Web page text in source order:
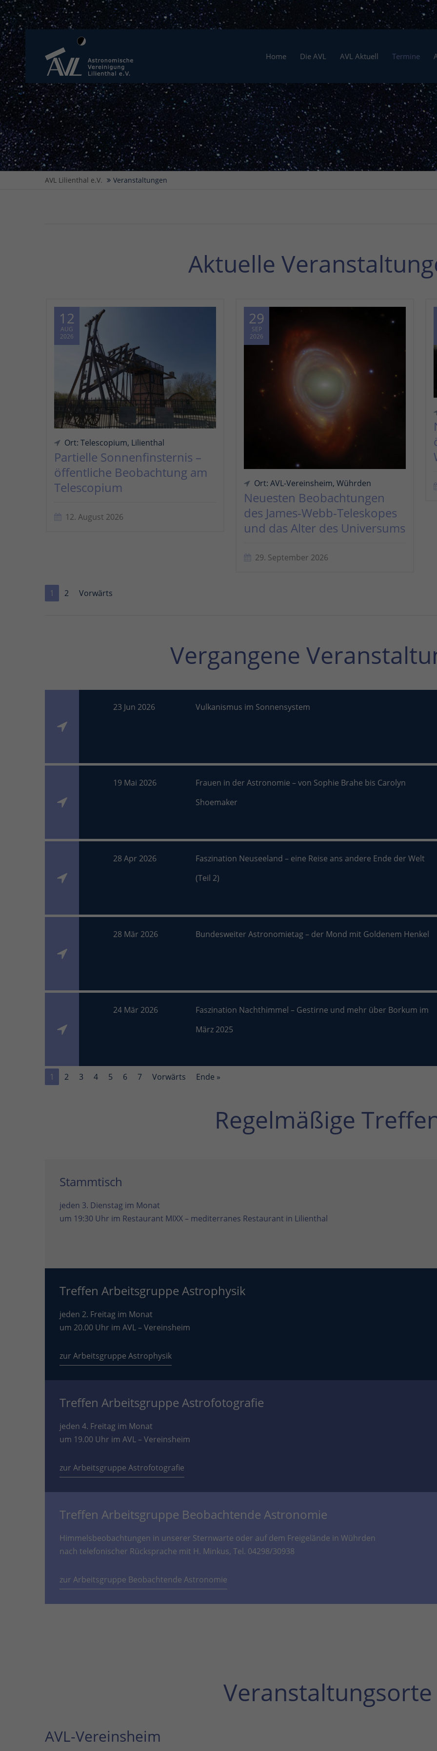
Home Die AVL AVL Aktuell Termine
AVL Lilienthal e.V. Veranstaltungen
Aktuelle
12
AUG
2026
Ort: Telescopium, Lilienthal
Partielle Sonnenfinsternis –
öffentliche Beobachtung am
Telescopium
12. August 2026
29
SEP
2026
Ort: AVL-Vereinsheim, Wührden
Neuesten Beobachtungen
des James-Webb-Teleskopes
und das Alter des Universums
29. September 2026
1 2 Vorwärts
Vergangene
23 Jun 2026 Vulkanismus im Sonnensystem
19 Mai 2026
Frauen in der Astronomie – von Sophie Brahe bis Carolyn
Shoemaker
28 Apr 2026
Faszination Neuseeland – eine Reise ans andere Ende der Welt
(Teil 2)
28 Mär 2026 Bundesweiter Astronomietag – der Mond mit Goldenem Henkel
24 Mär 2026
Faszination Nachthimmel – Gestirne und mehr über Borkum im
März 2025
1 2 3 4 5 6 7 Vorwärts Ende »
Regelmäßige
Stammtisch
jeden 3. Dienstag im Monat
um 19:30 Uhr im Restaurant MIXX – mediterranes Restaurant in Lilienthal
Treffen Arbeitsgruppe Astrophysik
jeden 2. Freitag im Monat
um 20.00 Uhr im AVL – Vereinsheim
zur Arbeitsgruppe Astrophysik
Treffen Arbeitsgruppe Astrofotografie
jeden 4. Freitag im Monat
um 19.00 Uhr im AVL – Vereinsheim
zur Arbeitsgruppe Astrofotografie
Treffen Arbeitsgruppe Beobachtende Astronomie
Himmelsbeobachtungen in unserer Sternwarte oder auf dem Freigelände in Wührden
nach telefonischer Rücksprache mit H. Minkus, Tel. 04298/30938
zur Arbeitsgruppe Beobachtende Astronomie
Veranstaltungsorte
AVL-Vereinsheim